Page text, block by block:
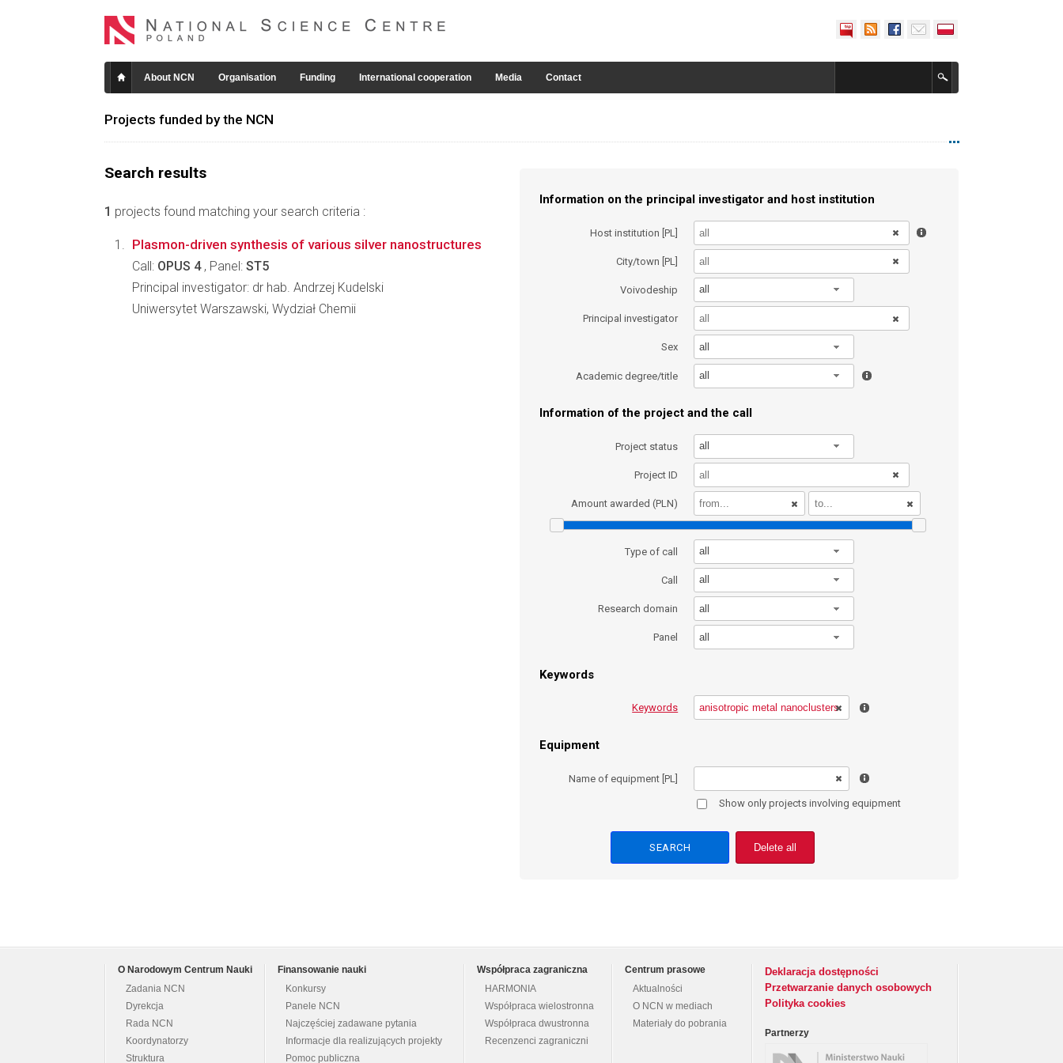
About NCN Organisation Funding International cooperation Media Contact
Projects funded by the NCN
Search results
1 projects found matching your search criteria :
Information on the principal investigator and host institution
Host institution [PL]
City/town [PL]
Voivodeship all
Principal investigator
Sex all
Academic degree/title all
Information of the project and the call
Project status all
Project ID
Amount awarded (PLN)
Type of call all
Call all
Research domain all
Panel all
Keywords
Keywords
Equipment
Name of equipment [PL]
Show only projects involving equipment
Delete all
Plasmon-driven synthesis of various silver nanostructures
Call: OPUS 4, Panel: ST5
Principal investigator: dr hab. Andrzej Kudelski
Uniwersytet Warszawski, Wydział Chemii
O Narodowym Centrum Nauki
Zadania NCN
Dyrekcja
Rada NCN
Koordynatorzy
Struktura
Finansowanie nauki
Konkursy
Panele NCN
Najczęściej zadawane pytania
Informacje dla realizujących projekty
Pomoc publiczna
Współpraca zagraniczna
HARMONIA
Współpraca wielostronna
Współpraca dwustronna
Recenzenci zagraniczni
Centrum prasowe
Aktualności
O NCN w mediach
Materiały do pobrania
Deklaracja dostępności
Przetwarzanie danych osobowych
Polityka cookies
Partnerzy